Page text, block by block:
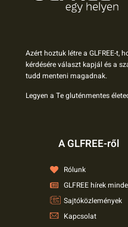
Azért hoztuk létre a GLFREE-t,
kérdésére választ kapjál és a
tudd menteni magadnak.
Legyen a Te gluténmentes
A GLFREE-ről
Rólunk
GLFREE hírek
Sajtóközlemények
Kapcsolat